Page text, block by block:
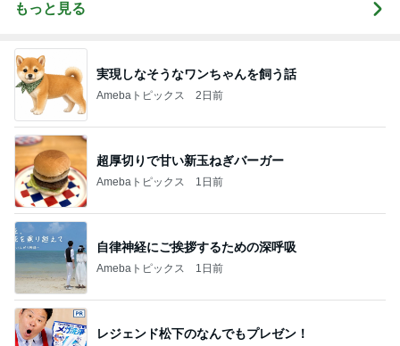
もっと見る
実現しなそうなワンちゃんを飼う話
Amebaトピックス 2日前
超厚切りで甘い新玉ねぎバーガー
Amebaトピックス 1日前
自律神経にご挨拶するための深呼吸
Amebaトピックス 1日前
レジェンド松下のなんでもプレゼン！